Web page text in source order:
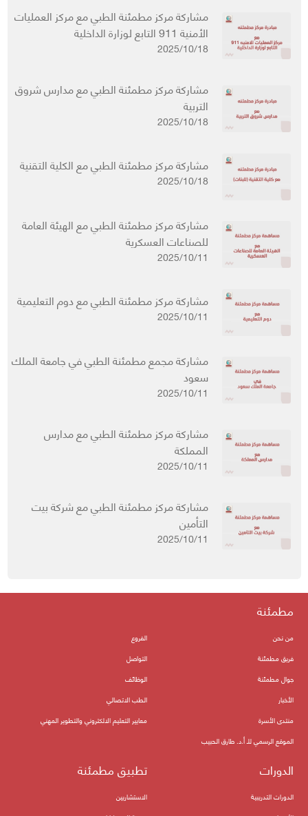
مشاركة مركز مطمئنة الطبي مع مركز العمليات
الأمنية 911 التابع لوزارة الداخلية
2025/10/18
مشاركة مركز مطمئنة الطبي مع مدارس شروق
التربية
2025/10/18
مشاركة مركز مطمئنة الطبي مع الكلية التقنية
2025/10/18
مشاركة مركز مطمئنة الطبي مع الهيئة العامة
للصناعات العسكرية
2025/10/11
مشاركة مركز مطمئنة الطبي مع دوم التعليمية
2025/10/11
مشاركة مجمع مطمئنة الطبي في جامعة الملك
سعود
2025/10/11
مشاركة مركز مطمئنة الطبي مع مدارس
المملكة
2025/10/11
مشاركة مركز مطمئنة الطبي مع شركة بيت
التأمين
2025/10/11
مطمئنة
من نحن
فريق مطمئنة
جوال مطمئنة
الأخبار
منتدى الأسرة
الموقع الرسمي للـ أ.د. طارق الحبيب
الفروع
التواصل
الوظائف
الطب الاتصالي
معايير التعليم الالكتروني والتطوير المهني
الدورات
الدورات التدريبية
تطبيق مطمئنة
الاستشاريين